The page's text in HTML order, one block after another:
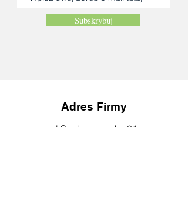
Subskrybuj
Adres Firmy
ul.Sochaczewska 31